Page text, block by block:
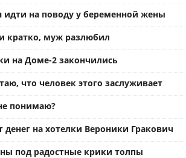
идти на поводу у беременной жены
кратко, муж разлюбил
на Доме-2 закончились
что человек этого заслуживает
понимаю?
денег на хотелки Вероники Гракович
под радостные крики толпы